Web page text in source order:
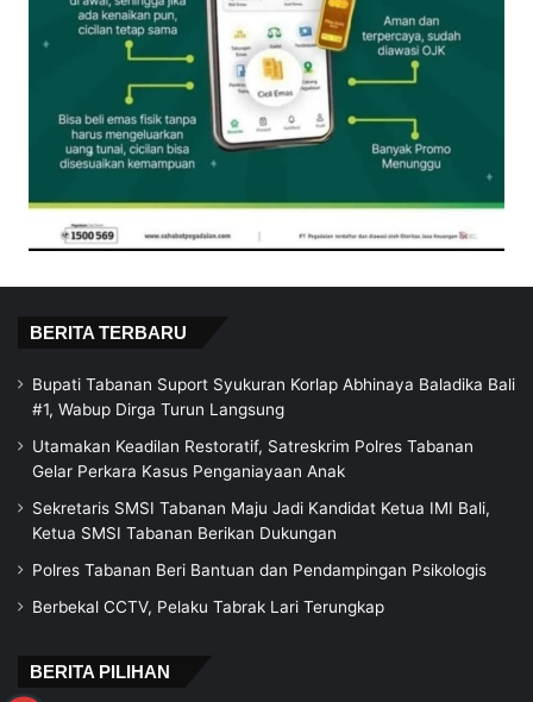
BERITA TERBARU
Bupati Tabanan Suport Syukuran Korlap Abhinaya Baladika Bali
#1, Wabup Dirga Turun Langsung
Utamakan Keadilan Restoratif, Satreskrim Polres Tabanan
Gelar Perkara Kasus Penganiayaan Anak
Sekretaris SMSI Tabanan Maju Jadi Kandidat Ketua IMI Bali,
Ketua SMSI Tabanan Berikan Dukungan
Polres Tabanan Beri Bantuan dan Pendampingan Psikologis
Berbekal CCTV, Pelaku Tabrak Lari Terungkap
BERITA PILIHAN